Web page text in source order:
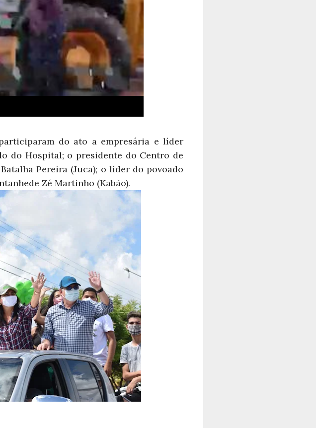
do ato a empresária e líder
do Hospital; o presidente do Centro de
Pereira (Juca); o líder do povoado
Zé Martinho (Kabão).